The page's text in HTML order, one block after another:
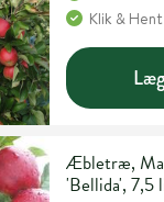
Klik & Hent
Æbletræ,
'Bellida', 7,5